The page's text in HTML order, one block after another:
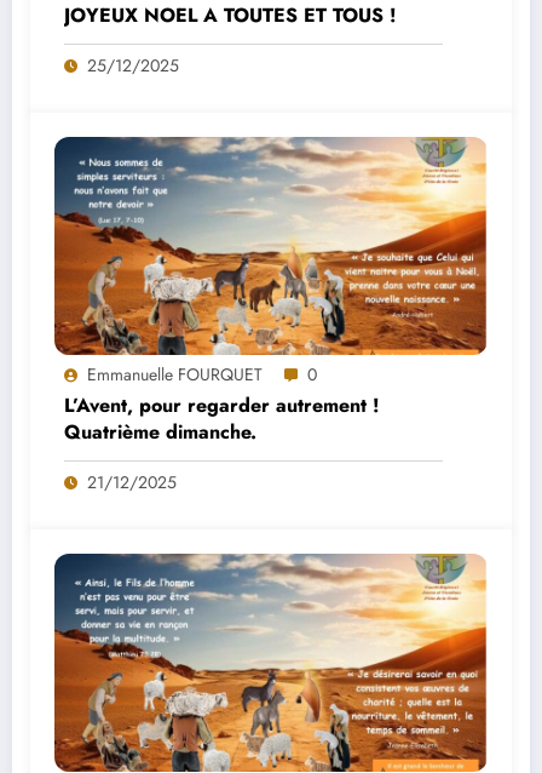
JOYEUX NOEL A TOUTES ET TOUS !
25/12/2025
Emmanuelle FOURQUET 0
L’Avent, pour regarder autrement !
Quatrième dimanche.
21/12/2025